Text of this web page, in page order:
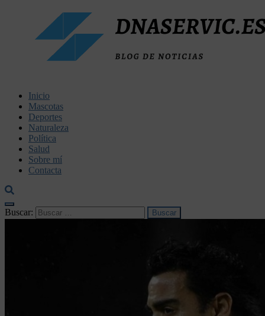
dnaservic.es
Inicio
Mascotas
Deportes
Naturaleza
Política
Salud
Sobre mí
Contacta
Buscar: